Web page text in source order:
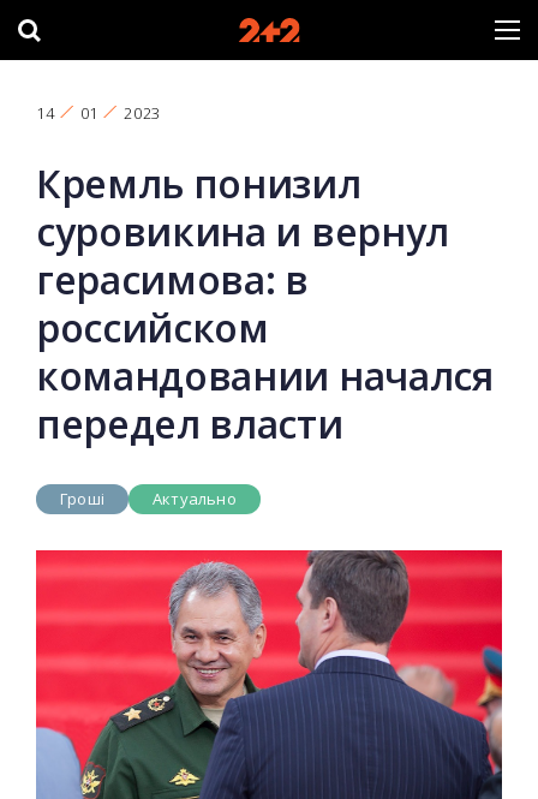
14 01 2023
Кремль понизил
суровикина и вернул
герасимова: в
российском
командовании начался
передел власти
Гроші Актуально